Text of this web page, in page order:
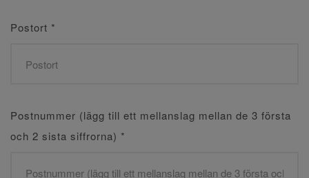
Postort *
Postnummer (lägg till ett mellanslag mellan de 3 första
och 2 sista siffrorna) *